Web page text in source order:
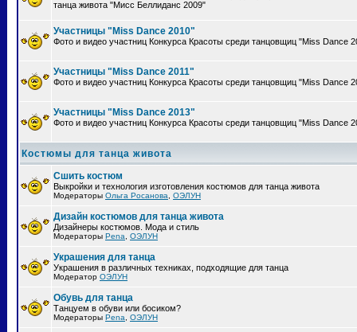
танца живота "Мисс Беллиданс 2009"
Участницы "Miss Dance 2010"
Фото и видео участниц Конкурса Красоты среди танцовщиц "Miss Dance
Участницы "Miss Dance 2011"
Фото и видео участниц Конкурса Красоты среди танцовщиц "Miss Dance
Участницы "Miss Dance 2013"
Фото и видео участниц Конкурса Красоты среди танцовщиц "Miss Dance
Костюмы для танца живота
Сшить костюм
Выкройки и технология изготовления костюмов для танца живота
Модераторы Ольга Росанова ОЭЛУН
Дизайн костюмов для танца живота
Дизайнеры костюмов. Мода и стиль
Модераторы Pena ОЭЛУН
Украшения для танца
Украшения в различных техниках, подходящие для танца
Модератор ОЭЛУН
Обувь для танца
Танцуем в обуви или босиком?
Модераторы Pena ОЭЛУН